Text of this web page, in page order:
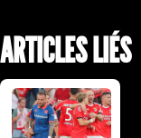
ARTICLES LIÉS